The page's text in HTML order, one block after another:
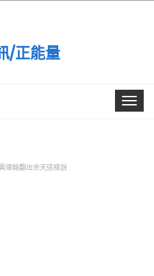
/正能量
Toggle
瑋翰翻出余天這樣說